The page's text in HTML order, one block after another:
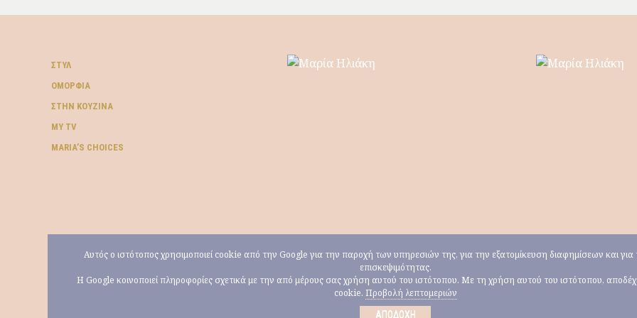
ΣΤΥΛ
ΟΜΟΡΦΙΆ
ΣΤΗΝ ΚΟΥΖΊΝΑ
MY TV
ΜARIA’S CHOICES
Αυτός ο ιστότοπος χρησιμοποιεί cookie από την Google για την παροχή των υπηρεσιών της, για την εξατομίκευση διαφημίσεων και
επισκεψιμότητας.
Η Google κοινοποιεί πληροφορίες σχετικά με την από μέρους σας χρήση αυτού του ιστότοπου. Με τη χρήση αυτού του ιστότοπου,
cookie. Προβολή λεπτομεριών
ΑΠΟΔΟΧΉ